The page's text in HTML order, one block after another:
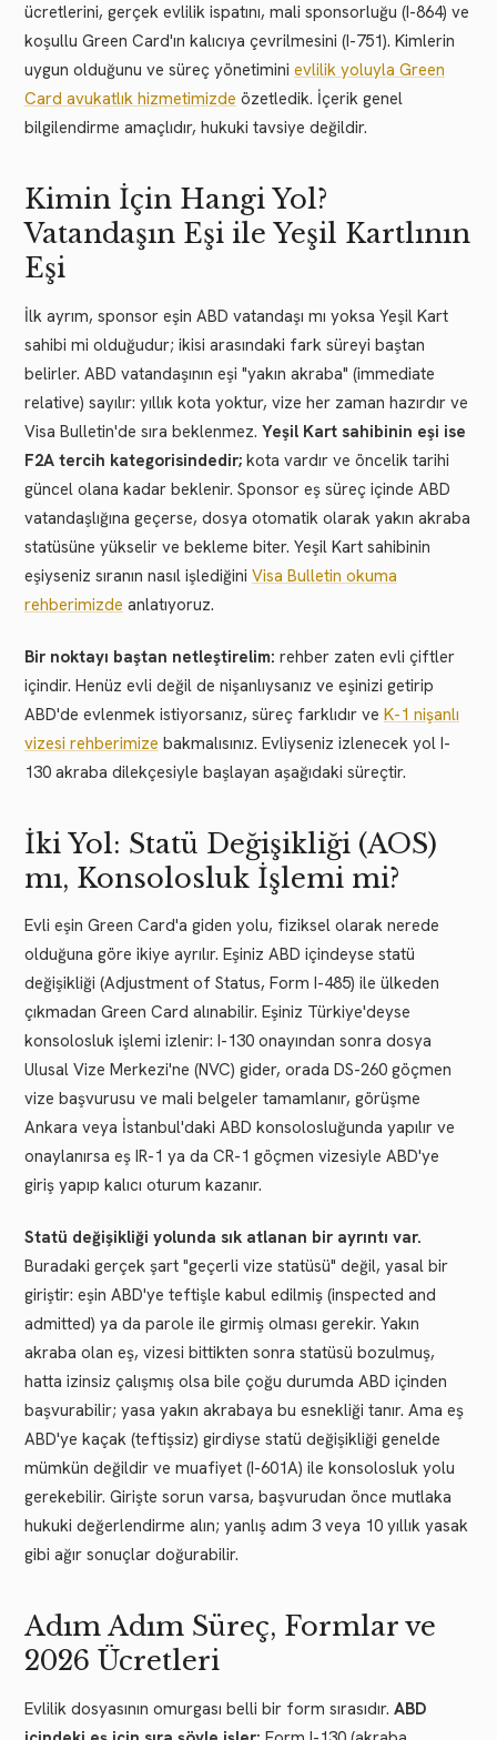
ücretlerini, gerçek evlilik ispatını, mali sponsorluğu (I-864) ve
koşullu Green Card'ın kalıcıya çevrilmesini (I-751). Kimlerin
uygun olduğunu ve süreç yönetimini evlilik yoluyla Green
Card avukatlık hizmetimizde özetledik. İçerik genel
bilgilendirme amaçlıdır, hukuki tavsiye değildir.
Kimin İçin Hangi Yol?
Vatandaşın Eşi ile Yeşil Kartlının
Eşi
İlk ayrım, sponsor eşin ABD vatandaşı mı yoksa Yeşil Kart
sahibi mi olduğudur; ikisi arasındaki fark süreyi baştan
belirler. ABD vatandaşının eşi "yakın akraba" (immediate
relative) sayılır: yıllık kota yoktur, vize her zaman hazırdır ve
Visa Bulletin'de sıra beklenmez. Yeşil Kart sahibinin eşi ise
F2A tercih kategorisindedir; kota vardır ve öncelik tarihi
güncel olana kadar beklenir. Sponsor eş süreç içinde ABD
vatandaşlığına geçerse, dosya otomatik olarak yakın akraba
statüsüne yükselir ve bekleme biter. Yeşil Kart sahibinin
eşiyseniz sıranın nasıl işlediğini Visa Bulletin okuma
rehberimizde anlatıyoruz.
Bir noktayı baştan netleştirelim: rehber zaten evli çiftler
içindir. Henüz evli değil de nişanlıysanız ve eşinizi getirip
ABD'de evlenmek istiyorsanız, süreç farklıdır ve K-1 nişanlı
vizesi rehberimize bakmalısınız. Evliyseniz izlenecek yol I-
130 akraba dilekçesiyle başlayan aşağıdaki süreçtir.
İki Yol: Statü Değişikliği (AOS)
mı, Konsolosluk İşlemi mi?
Evli eşin Green Card'a giden yolu, fiziksel olarak nerede
olduğuna göre ikiye ayrılır. Eşiniz ABD içindeyse statü
değişikliği (Adjustment of Status, Form I-485) ile ülkeden
çıkmadan Green Card alınabilir. Eşiniz Türkiye'deyse
konsolosluk işlemi izlenir: I-130 onayından sonra dosya
Ulusal Vize Merkezi'ne (NVC) gider, orada DS-260 göçmen
vize başvurusu ve mali belgeler tamamlanır, görüşme
Ankara veya İstanbul'daki ABD konsolosluğunda yapılır ve
onaylanırsa eş IR-1 ya da CR-1 göçmen vizesiyle ABD'ye
giriş yapıp kalıcı oturum kazanır.
Statü değişikliği yolunda sık atlanan bir ayrıntı var.
Buradaki gerçek şart "geçerli vize statüsü" değil, yasal bir
giriştir: eşin ABD'ye teftişle kabul edilmiş (inspected and
admitted) ya da parole ile girmiş olması gerekir. Yakın
akraba olan eş, vizesi bittikten sonra statüsü bozulmuş,
hatta izinsiz çalışmış olsa bile çoğu durumda ABD içinden
başvurabilir; yasa yakın akrabaya bu esnekliği tanır. Ama eş
ABD'ye kaçak (teftişsiz) girdiyse statü değişikliği genelde
mümkün değildir ve muafiyet (I-601A) ile konsolosluk yolu
gerekebilir. Girişte sorun varsa, başvurudan önce mutlaka
hukuki değerlendirme alın; yanlış adım 3 veya 10 yıllık yasak
gibi ağır sonuçlar doğurabilir.
Adım Adım Süreç, Formlar ve
2026 Ücretleri
Evlilik dosyasının omurgası belli bir form sırasıdır. ABD